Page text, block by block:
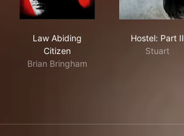
Law Abiding
Citizen
Brian Bringham
Hostel: Part II
Stuart